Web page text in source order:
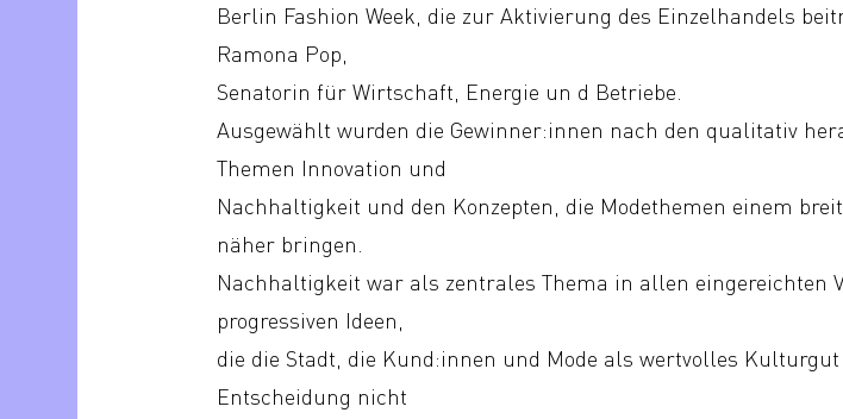
Berlin Fashion Week, die zur Aktivierung des Einzelhandels
Ramona Pop,
Senatorin für Wirtschaft, Energie un d Betriebe.
Ausgewählt wurden die Gewinner:innen nach den qualitativ
Themen Innovation und
Nachhaltigkeit und den Konzepten, die Modethemen einem
näher bringen.
Nachhaltigkeit war als zentrales Thema in allen eingereichten
progressiven Ideen,
die die Stadt, die Kund:innen und Mode als wertvolles
Entscheidung nicht